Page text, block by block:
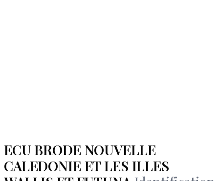
ECU BRODE NOUVELLE
CALEDONIE ET LES ILLES